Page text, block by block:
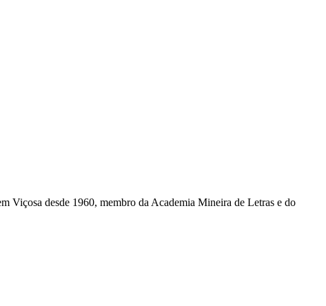
Viçosa desde 1960, membro da Academia Mineira de Letras e do